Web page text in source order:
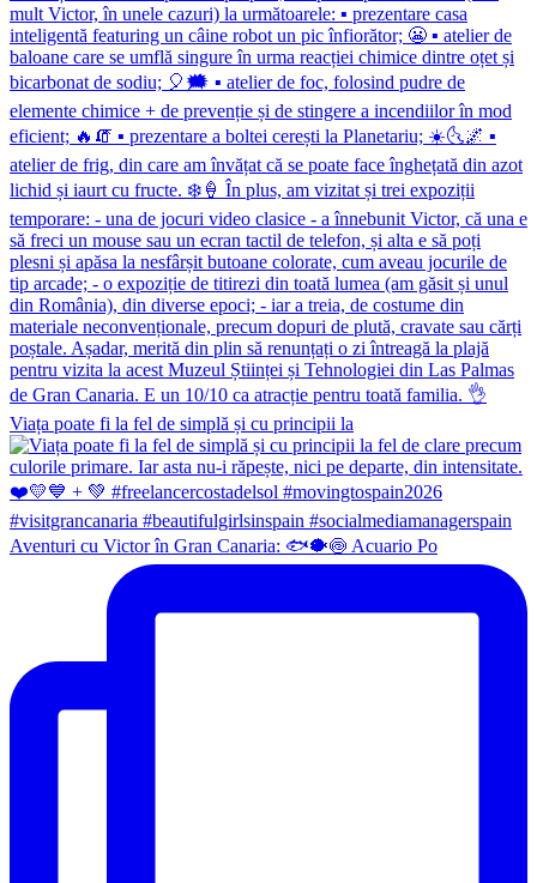
Viața poate fi la fel de simplă și cu principii la
Aventuri cu Victor în Gran Canaria: 🐟🐡🍥 Acuario Po